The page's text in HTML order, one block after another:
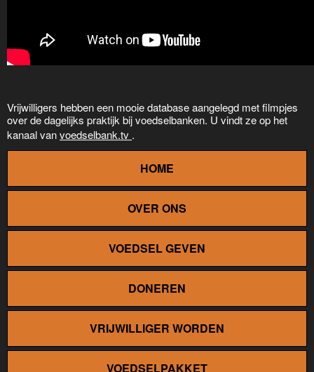
Vrijwilligers hebben een mooie database aangelegd met filmpjes
over de dagelijks praktijk bij voedselbanken. U vindt ze op het
kanaal vanvoedselbank.tv .
HOME
OVER ONS
VOEDSEL GEVEN
DONEREN
VRIJWILLIGER WORDEN
VOEDSELPAKKET